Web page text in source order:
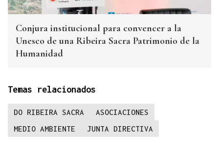
Conjura institucional para convencer a la
Unesco de una Ribeira Sacra Patrimonio de la
Humanidad
Temas relacionados
DO RIBEIRA SACRA
ASOCIACIONES
MEDIO AMBIENTE
JUNTA DIRECTIVA